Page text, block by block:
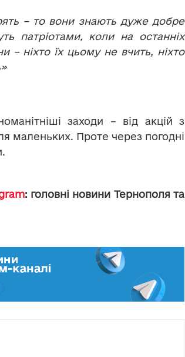
– то вони знають дуже добре
патріотами, коли на останніх
– ніхто їх цьому не вчить, ніхто
заходи – від акцій з
маленьких. Проте через погодні
: головні новини Тернополя та